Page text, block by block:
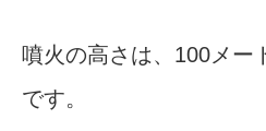
噴火の高さは、100メー
です。